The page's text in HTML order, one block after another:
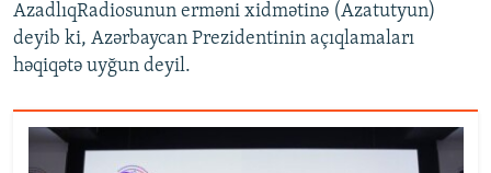
AzadlıqRadiosunun erməni xidmətinə (Azatutyun)
deyib ki, Azərbaycan Prezidentinin açıqlamaları
həqiqətə uyğun deyil.